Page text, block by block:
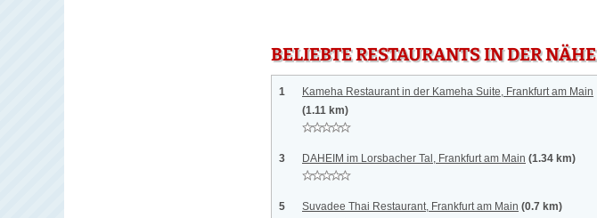
BELIEBTE RESTAURANTS IN DER NÄHE
1
Kameha Restaurant in der Kameha Suite, Frankfurt am Main
(1.11 km)
3 DAHEIM im Lorsbacher Tal, Frankfurt am Main (1.34 km)
5 Suvadee Thai Restaurant, Frankfurt am Main (0.7 km)